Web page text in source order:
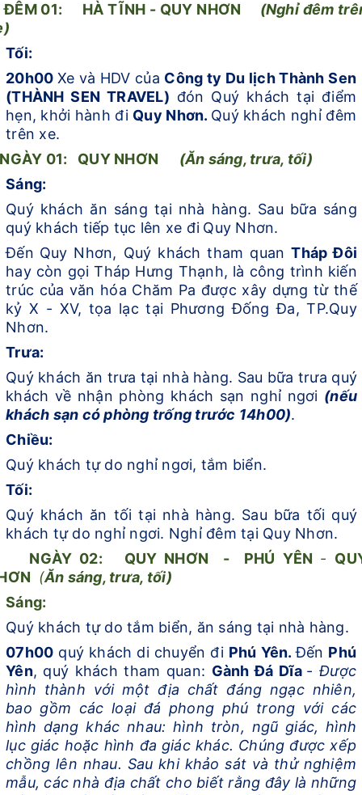
ĐÊM 01: HÀ TĨNH - QUY NHƠN (Nghỉ đêm
)
Tối:
20h00 Xe và HDV của Công ty Du lịch Thành Sen
(THÀNHSEN TRAVEL) đón Quý khách tại điểm
hẹn, khởi hành đi Quy Nhơn. Quý khách nghỉ đêm
trên xe.
NGÀY 01: QUY NHƠN (Ăn sáng, trưa, tối)
Sáng:
Quý khách ăn sáng tại nhà hàng. Sau bữa sáng
quý khách tiếp tục lên xe đi Quy Nhơn.
Đến Quy Nhơn, Quý khách tham quanTháp Đôi
hay còn gọi Tháp Hưng Thạnh, là công trình kiến
trúc của văn hóa Chăm Pa được xây dựng từ thế
kỷ X - XV, tọa lạc tại Phương Đống Đa, TP.Quy
Nhơn.
Trưa:
Quý khách ăn trưa tại nhà hàng. Sau bữa trưa quý
khách về nhận phòng khách sạn nghỉ ngơi (nếu
khách sạn có phòng trống trước 14h00).
Chiều:
Quý khách tự do nghỉ ngơi, tắm biển.
Tối:
Quý khách ăn tối tại nhà hàng. Sau bữa tối quý
khách tự do nghỉ ngơi. Nghỉ đêm tại Quy Nhơn.
02: QUY NHƠN - PHÚ YÊN -
(Ăn sáng, trưa, tối)
Sáng:
Quý khách tự do tắm biển, ăn sáng tại nhà hàng.
07h00 quý khách di chuyển đi Phú Yên.Đến Phú
Yên, quý kháchtham quan: Gành Đá Dĩa -Được
hình thành với một địa chất đáng ngạc nhiên,
bao gồm các loại đá phong phú trong với các
hình dạng khác nhau: hình tròn, ngũ giác, hình
lục giác hoặc hình đa giác khác. Chúng được xếp
chồng lên nhau. Sau khi khảo sát và thử nghiệm
mẫu, các nhà địa chất cho biết rằng đây là những